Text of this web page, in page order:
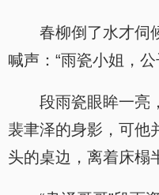
春柳倒了水才伺
喊声：“雨瓷小姐，公
段雨瓷眼眸一亮
裴聿泽的身影，可他
头的桌边，离着床榻